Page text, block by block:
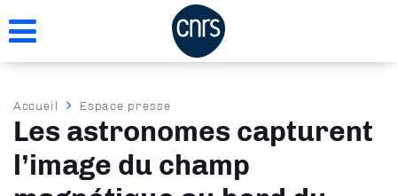
au
Fil
d'Ariane
Accueil Espace presse
Les astronomes capturent
l’image du champ